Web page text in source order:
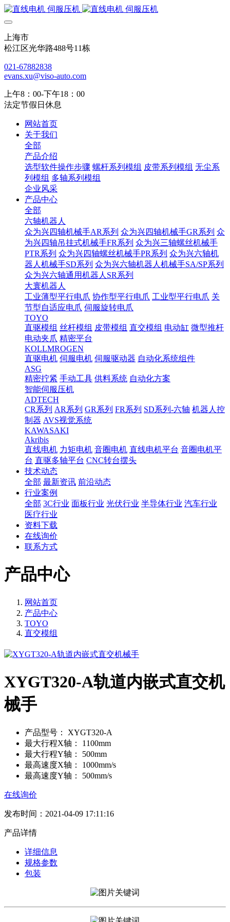
上海市
松江区光华路488号11栋
021-67882838
evans.xu@viso-auto.com
上午8：00-下午18：00
法定节假日休息
网站首页
关于我们
全部
产品介绍
选型软件操作步骤 螺杆系列模组 皮带系列模组 无尘系
列模组 多轴系列模组
企业风采
产品中心
全部
六轴机器人
众为兴四轴机械手AR系列 众为兴四轴机械手GR系列 众
为兴四轴吊挂式机械手FR系列 众为兴三轴螺丝机械手
PTR系列 众为兴四轴螺丝机械手PR系列 众为兴六轴机
器人机械手SD系列 众为兴六轴机器人机械手SA/SP系列
众为兴六轴通用机器人SR系列
大寰机器人
工业薄型平行电爪 协作型平行电爪 工业型平行电爪 关
节型自适应电爪 伺服旋转电爪
TOYO
直驱模组 丝杆模组 皮带模组 直交模组 电动缸 微型推杆
电动夹爪 精密平台
KOLLMROGEN
直驱电机 伺服电机 伺服驱动器 自动化系统组件
ASG
精密拧紧 手动工具 供料系统 自动化方案
智能伺服压机
ADTECH
CR系列 AR系列 GR系列 FR系列 SD系列-六轴 机器人控
制器 AVS视觉系统
KAWASAKI
Akribis
直线电机 力矩电机 音圈电机 直线电机平台 音圈电机平
台 直驱多轴平台 CNC转台摆头
技术动态
全部 最新资讯 前沿动态
行业案例
全部 3C行业 面板行业 光伏行业 半导体行业 汽车行业
医疗行业
资料下载
在线询价
联系方式
产品中心
网站首页
产品中心
TOYO
直交模组
XYGT320-A轨道内嵌式直交机
械手
产品型号：
XYGT320-A
最大行程X轴：
1100mm
最大行程Y轴：
500mm
最高速度X轴：
1000mm/s
最高速度Y轴：
500mm/s
在线询价
发布时间：2021-04-09 17:11:16
产品详情
详细信息
规格参数
包装